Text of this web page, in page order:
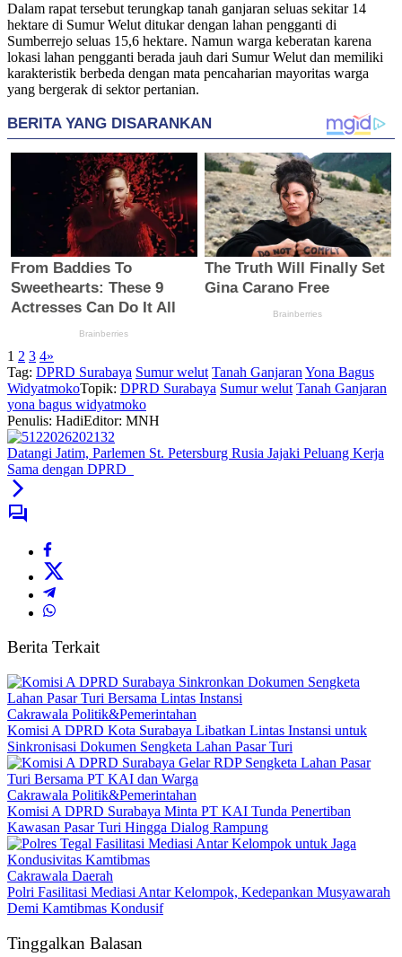
Dalam rapat tersebut terungkap tanah ganjaran seluas sekitar 14
hektare di Sumur Welut ditukar dengan lahan pengganti di
Sumberrejo seluas 15,6 hektare. Namun warga keberatan karena
lokasi lahan pengganti berada jauh dari Sumur Welut dan memiliki
karakteristik berbeda dengan mata pencaharian mayoritas warga
yang bergerak di sektor pertanian.
1 2 3 4»
Tag: DPRD Surabaya Sumur welut Tanah Ganjaran Yona Bagus
WidyatmokoTopik: DPRD Surabaya Sumur welut Tanah Ganjaran
yona bagus widyatmoko
Penulis: HadiEditor: MNH
Datangi Jatim, Parlemen St. Petersburg Rusia Jajaki Peluang Kerja
Sama dengan DPRD
Berita Terkait
Cakrawala Politik&Pemerintahan
Komisi A DPRD Kota Surabaya Libatkan Lintas Instansi untuk
Sinkronisasi Dokumen Sengketa Lahan Pasar Turi
Cakrawala Politik&Pemerintahan
Komisi A DPRD Surabaya Minta PT KAI Tunda Penertiban
Kawasan Pasar Turi Hingga Dialog Rampung
Cakrawala Daerah
Polri Fasilitasi Mediasi Antar Kelompok, Kedepankan Musyawarah
Demi Kamtibmas Kondusif
Tinggalkan Balasan